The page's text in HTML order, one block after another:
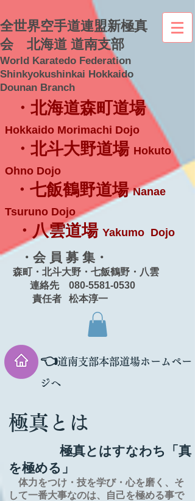
全世界空手道連盟新極真
会 北海道 道南支部
World Karatedo Federation
Shinkyokushinkai Hokkaido
Dounan Branch
・北海道森町道場
Hokkaido Morimachi Dojo
・北斗大野道場 Hokuto
Ohno Dojo
・七飯鶴野道場 Nanae
Tsuruno Dojo
・八雲道場 Yakumo Dojo
・会 員 募 集・
森町・北斗大野・七飯鶴野・八雲
連絡先 080-5581-0530
責任者 松本淳一
👈道南支部本部道場ホームペー
ジへ
極真とは
極真とはすなわち「真
を極める」
体力をつけ・技を学び・心を磨く、そ
して一番大事なのは、自己を極める事で